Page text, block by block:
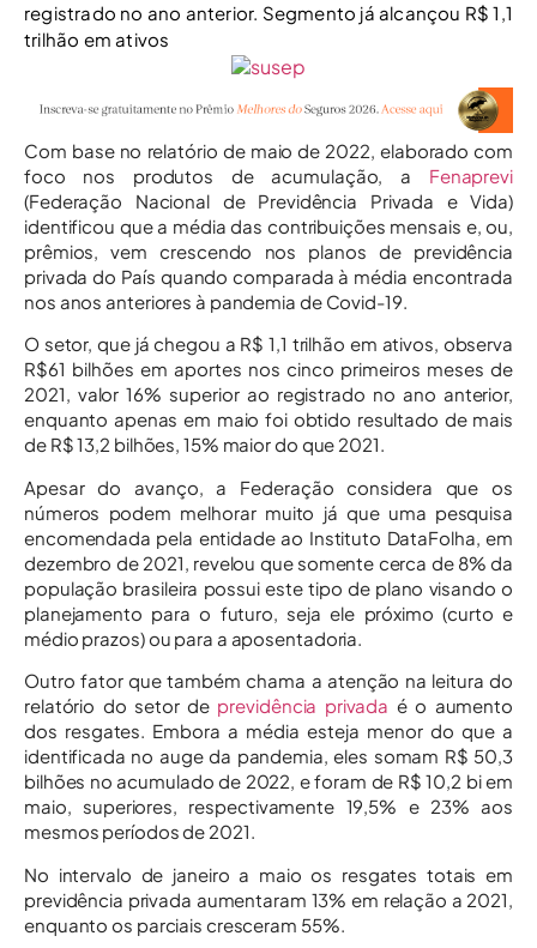
registrado no ano anterior. Segmento já alcançou R$ 1,1
trilhão em ativos
Com base no relatório de maio de 2022, elaborado com
foco nos produtos de acumulação, a Fenaprevi
(Federação Nacional de Previdência Privada e Vida)
identificou que a média das contribuições mensais e, ou,
prêmios, vem crescendo nos planos de previdência
privada do País quando comparada à média encontrada
nos anos anteriores à pandemia de Covid-19.
O setor, que já chegou a R$ 1,1 trilhão em ativos, observa
R$61 bilhões em aportes nos cinco primeiros meses de
2021, valor 16% superior ao registrado no ano anterior,
enquanto apenas em maio foi obtido resultado de mais
de R$ 13,2 bilhões, 15% maior do que 2021.
Apesar do avanço, a Federação considera que os
números podem melhorar muito já que uma pesquisa
encomendada pela entidade ao Instituto DataFolha, em
dezembro de 2021, revelou que somente cerca de 8% da
população brasileira possui este tipo de plano visando o
planejamento para o futuro, seja ele próximo (curto e
médio prazos) ou para a aposentadoria.
Outro fator que também chama a atenção na leitura do
relatório do setor de previdência privada é o aumento
dos resgates. Embora a média esteja menor do que a
identificada no auge da pandemia, eles somam R$ 50,3
bilhões no acumulado de 2022, e foram de R$ 10,2 bi em
maio, superiores, respectivamente 19,5% e 23% aos
mesmos períodos de 2021.
No intervalo de janeiro a maio os resgates totais em
previdência privada aumentaram 13% em relação a 2021,
enquanto os parciais cresceram 55%.